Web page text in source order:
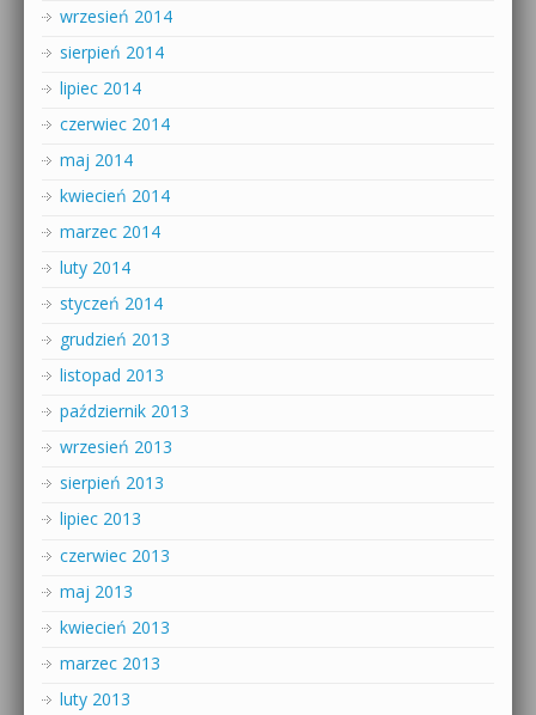
wrzesień 2014
sierpień 2014
lipiec 2014
czerwiec 2014
maj 2014
kwiecień 2014
marzec 2014
luty 2014
styczeń 2014
grudzień 2013
listopad 2013
październik 2013
wrzesień 2013
sierpień 2013
lipiec 2013
czerwiec 2013
maj 2013
kwiecień 2013
marzec 2013
luty 2013